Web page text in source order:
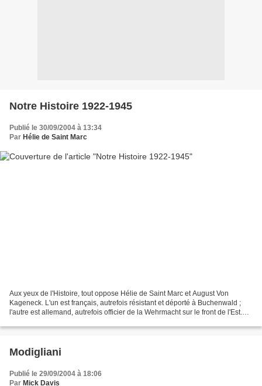
Notre Histoire 1922-1945
Publié le 30/09/2004 à 13:34
Par Hélie de Saint Marc
Aux yeux de l'Histoire, tout oppose Hélie de Saint Marc et August Von
Kageneck. L'un est français, autrefois résistant et déporté à Buchenwald ;
l'autre est allemand, autrefois officier de la Wehrmacht sur le front de l'Est.
Modigliani
Publié le 29/09/2004 à 18:06
Par Mick Davis